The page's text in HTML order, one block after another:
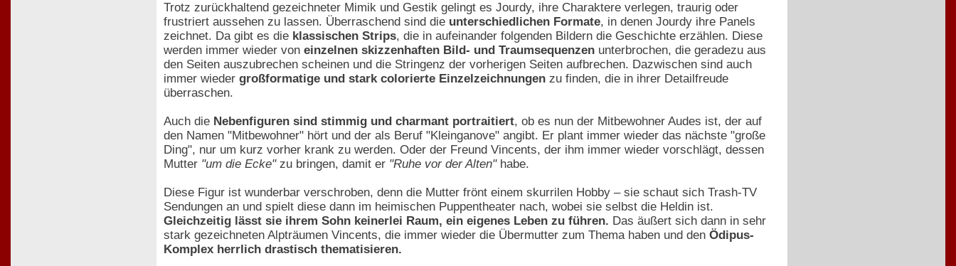
Trotz zurückhaltend gezeichneter Mimik und Gestik gelingt es Jourdy, ihre Charaktere verlegen, traurig oder
frustriert aussehen zu lassen. Überraschend sind die unterschiedlichen Formate, in denen Jourdy ihre Panels
zeichnet. Da gibt es die klassischen Strips, die in aufeinander folgenden Bildern die Geschichte erzählen. Diese
werden immer wieder von einzelnen skizzenhaften Bild- und Traumsequenzen unterbrochen, die geradezu aus
den Seiten auszubrechen scheinen und die Stringenz der vorherigen Seiten aufbrechen. Dazwischen sind auch
immer wieder großformatige und stark colorierte Einzelzeichnungen zu finden, die in ihrer Detailfreude
überraschen.
Auch die Nebenfiguren sind stimmig und charmant portraitiert, ob es nun der Mitbewohner Audes ist, der auf
den Namen "Mitbewohner" hört und der als Beruf "Kleinganove" angibt. Er plant immer wieder das nächste "große
Ding", nur um kurz vorher krank zu werden. Oder der Freund Vincents, der ihm immer wieder vorschlägt, dessen
Mutter "um die Ecke"zu bringen, damit er "Ruhe vor der Alten"habe.
Diese Figur ist wunderbar verschroben, denn die Mutter frönt einem skurrilen Hobby – sie schaut sich Trash-TV
Sendungen an und spielt diese dann im heimischen Puppentheater nach, wobei sie selbst die Heldin ist.
Gleichzeitig lässt sie ihrem Sohn keinerlei Raum, ein eigenes Leben zu führen. Das äußert sich dann in sehr
stark gezeichneten Alpträumen Vincents, die immer wieder die Übermutter zum Thema haben und den Ödipus-
Komplex herrlich drastisch thematisieren.